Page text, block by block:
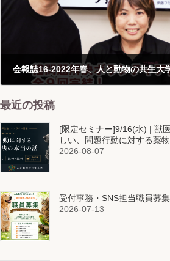
会報誌16-2022年春、人と動物の共生大
最近の投稿
[限定セミナー]9/16(水) | 獣
しい、問題行動に対する薬
2026-08-07
受付事務・SNS担当職員募集
2026-07-13